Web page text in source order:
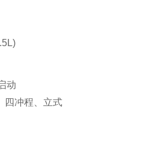
动
四冲程、立式